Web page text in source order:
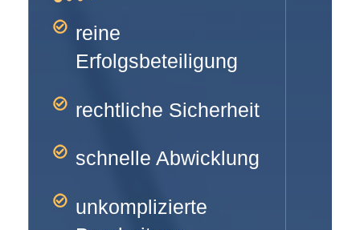
reine
Erfolgsbeteiligung
rechtliche Sicherheit
schnelle Abwicklung
unkomplizierte